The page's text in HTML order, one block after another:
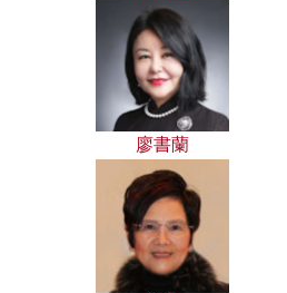
廖書蘭